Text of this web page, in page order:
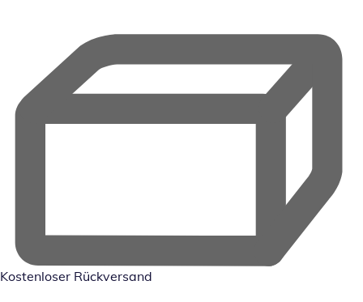
Kostenloser Rückversand